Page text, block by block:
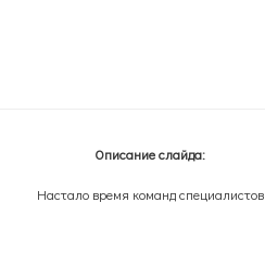
Описание слайда:
Настало время команд специалистов